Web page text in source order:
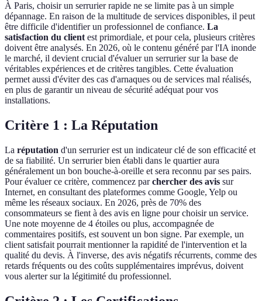
À Paris, choisir un serrurier rapide ne se limite pas à un simple
dépannage. En raison de la multitude de services disponibles, il peut
être difficile d'identifier un professionnel de confiance. La
satisfaction du clientest primordiale, et pour cela, plusieurs critères
doivent être analysés. En 2026, où le contenu généré par l'IA inonde
le marché, il devient crucial d'évaluer un serrurier sur la base de
véritables expériences et de critères tangibles. Cette évaluation
permet aussi d'éviter des cas d'arnaques ou de services mal réalisés,
en plus de garantir un niveau de sécurité adéquat pour vos
installations.
Critère 1 : La Réputation
La réputation d'un serrurier est un indicateur clé de son efficacité et
de sa fiabilité. Un serrurier bien établi dans le quartier aura
généralement un bon bouche-à-oreille et sera reconnu par ses pairs.
Pour évaluer ce critère, commencez parchercher des avis sur
Internet, en consultant des plateformes comme Google, Yelp ou
même les réseaux sociaux. En 2026, près de 70% des
consommateurs se fient à des avis en ligne pour choisir un service.
Une note moyenne de 4 étoiles ou plus, accompagnée de
commentaires positifs, est souvent un bon signe. Par exemple, un
client satisfait pourrait mentionner la rapidité de l'intervention et la
qualité du devis. À l'inverse, des avis négatifs récurrents, comme des
retards fréquents ou des coûts supplémentaires imprévus, doivent
vous alerter sur la légitimité du professionnel.